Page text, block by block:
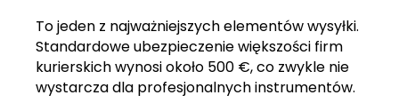
To jeden z najważniejszych elementów wysyłki.
Standardowe ubezpieczenie większości firm
kurierskich wynosi około 500 €, co zwykle nie
wystarcza dla profesjonalnych instrumentów.